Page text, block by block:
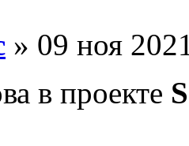
» 09 ноя
в проекте